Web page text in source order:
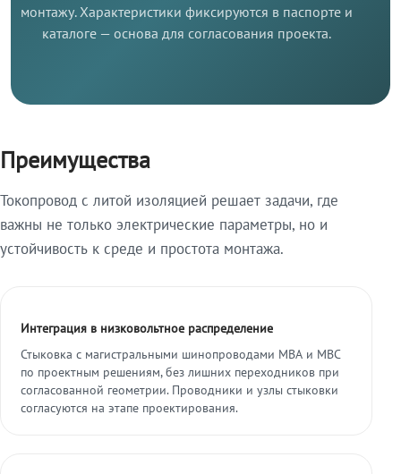
монтажу. Характеристики фиксируются в паспорте и
каталоге — основа для согласования проекта.
Преимущества
Токопровод с литой изоляцией решает задачи, где
важны не только электрические параметры, но и
устойчивость к среде и простота монтажа.
Интеграция в низковольтное распределение
Стыковка с магистральными шинопроводами МВА и МВС
по проектным решениям, без лишних переходников при
согласованной геометрии. Проводники и узлы стыковки
согласуются на этапе проектирования.